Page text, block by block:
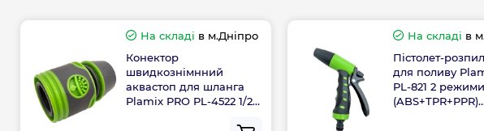
На складі в м.Дніпро
Конектор
швидкознімнний
аквастоп для шланга
Plamix PRO PL-4522 1/2
На складі в
Пістолет-
для поливу
PL-821 2 режими
(ABS+TPR+PPR)